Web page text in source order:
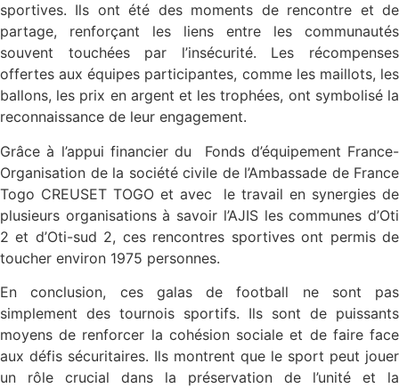
sportives. Ils ont été des moments de rencontre et de
partage, renforçant les liens entre les communautés
souvent touchées par l’insécurité. Les récompenses
offertes aux équipes participantes, comme les maillots, les
ballons, les prix en argent et les trophées, ont symbolisé la
reconnaissance de leur engagement.
Grâce à l’appui financier du Fonds d’équipement France-
Organisation de la société civile de l’Ambassade de France
Togo CREUSET TOGO et avec le travail en synergies de
plusieurs organisations à savoir l’AJIS les communes d’Oti
2 et d’Oti-sud 2, ces rencontres sportives ont permis de
toucher environ 1975 personnes.
En conclusion, ces galas de football ne sont pas
simplement des tournois sportifs. Ils sont de puissants
moyens de renforcer la cohésion sociale et de faire face
aux défis sécuritaires. Ils montrent que le sport peut jouer
un rôle crucial dans la préservation de l’unité et la